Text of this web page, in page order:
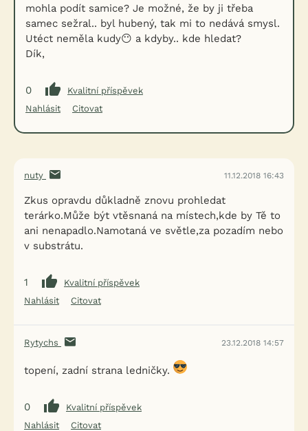
mohla podít samice? Je možné, že by ji třeba
samec sežral.. byl hubený, tak mi to nedává smysl.
Utéct neměla kudy😶 a kdyby.. kde hledat?
Dík,
0
Kvalitní příspěvek
Nahlásit
Citovat
nuty 11.12.2018 16:43
Zkus opravdu důkladně znovu prohledat
terárko.Může být vtěsnaná na místech,kde by Tě to
ani nenapadlo.Namotaná ve světle,za pozadím nebo
v substrátu.
1
Kvalitní příspěvek
Nahlásit
Citovat
Rytychs 23.12.2018 14:57
topení, zadní strana ledničky.
0
Kvalitní příspěvek
Nahlásit
Citovat